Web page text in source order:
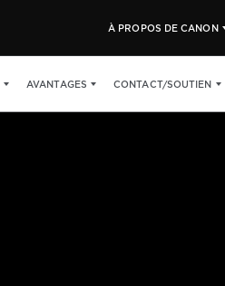
À PROPOS DE CANON
AVANTAGES CONTACT/SOUTIEN